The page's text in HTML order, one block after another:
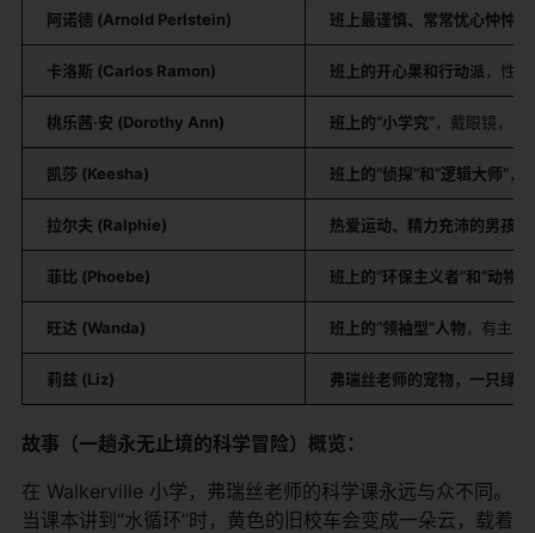
阿诺德 (Arnold Perlstein) 班上最谨慎、常常忧心忡忡的
卡洛斯 (Carlos Ramon) 班上的开心果和行动派，性
桃乐茜·安 (Dorothy Ann) 班上的“小学究”，戴眼镜，
凯莎 (Keesha) 班上的“侦探”和“逻辑大师”，
拉尔夫 (Ralphie) 热爱运动、精力充沛的男孩
菲比 (Phoebe) 班上的“环保主义者”和“动物
旺达 (Wanda) 班上的“领袖型”人物，有主见
莉兹 (Liz) 弗瑞丝老师的宠物，一只绿
故事（一趟永无止境的科学冒险）概览：
在 Walkerville 小学，弗瑞丝老师的科学课永远与众不同。
当课本讲到“水循环”时，黄色的旧校车会变成一朵云，载着